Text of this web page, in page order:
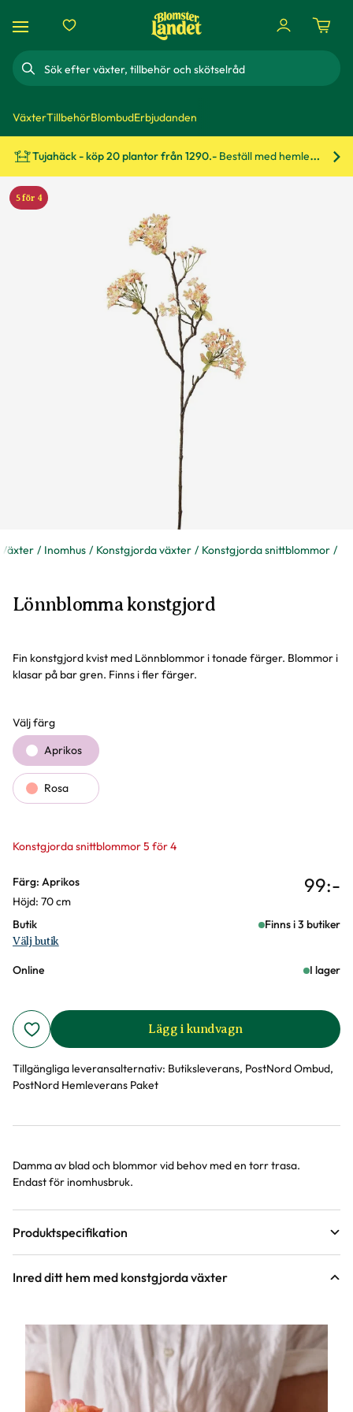
Sök
VäxterTillbehörBlombudErbjudanden
Tujahäck - köp 20 plantor från 1290.- Beställ med hemleverans!
Växter Inomhus Konstgjorda växter Konstgjorda snittblommor
5 för 4
Lönnblomma konstgjord
Fin konstgjord kvist med Lönnblommor i tonade färger. Blommor i
klasar på bar gren. Finns i fler färger.
Välj färg
FärgvalAprikos
Rosa
Konstgjorda snittblommor 5 för 4
Varianter
Färg: Aprikos
Höjd: 70 cm
99:-
Butik Finns i 3 butiker
Välj butik
Online I lager
Lägg i kundvagn
Tillgängliga leveransalternativ: Butiksleverans, PostNord Ombud,
PostNord Hemleverans Paket
Produktinformation
Damma av blad och blommor vid behov med en torr trasa.
Endast för inomhusbruk.
Produktspecifikation
Material Nylon, plast, metall
Aprikos
343564
Inred ditt hem med konstgjorda växter